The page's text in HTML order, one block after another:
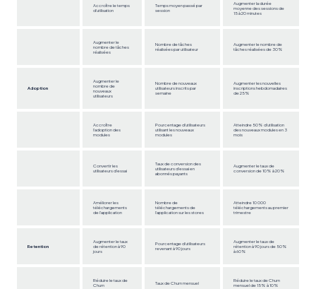
Accroître le temps
d'utilisation
Temps moyen passé par
session
Augmenter la durée
moyenne des sessions de
15 à 20 minutes
Augmenter le
nombre de tâches
réalisées
Nombre de tâches
réalisées par utilisateur
Augmenter le nombre de
tâches réalisées de 30%
Adoption
Augmenter le
nombre de
nouveaux
utilisateurs
Nombre de nouveaux
utilisateurs inscrits par
semaine
Augmenter les nouvelles
inscriptions hebdomadaires
de 25%
Accroître
l'adoption des
modules
Pourcentage d'utilisateurs
utilisant les nouveaux
modules
Atteindre 50% d'utilisation
des nouveaux modules en 3
mois
Convertir les
utilisateurs d'essai
Taux de conversion des
utilisateurs d'essai en
abonnés payants
Augmenter le taux de
conversion de 10% à 20%
Améliorer les
téléchargements
de l'application
Nombre de
téléchargements de
l'application sur les stores
Atteindre 10 000
téléchargements au premier
trimestre
Retention
Augmenter le taux
de rétention à 90
jours
Pourcentage d'utilisateurs
revenant à 90 jours
Augmenter le taux de
rétention à 90 jours de 50%
à 60%
Réduire le taux de
Churn
Taux de Churn mensuel
Réduire le taux de Churn
mensuel de 15% à 10%